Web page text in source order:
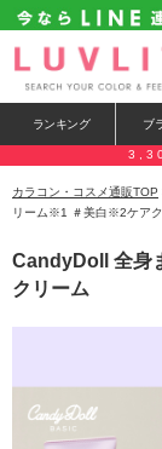
ランキング ブ
カラコン・コスメ通販TOP
リーム※1 ＃美白※2ケア
CandyDoll 全身
クリーム